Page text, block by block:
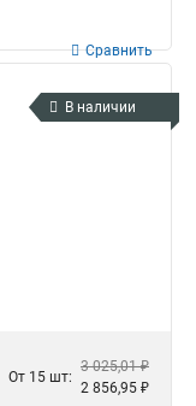
Сравнить
В наличии
От 15 шт:
3 025,01 ₽
2 856,95 ₽